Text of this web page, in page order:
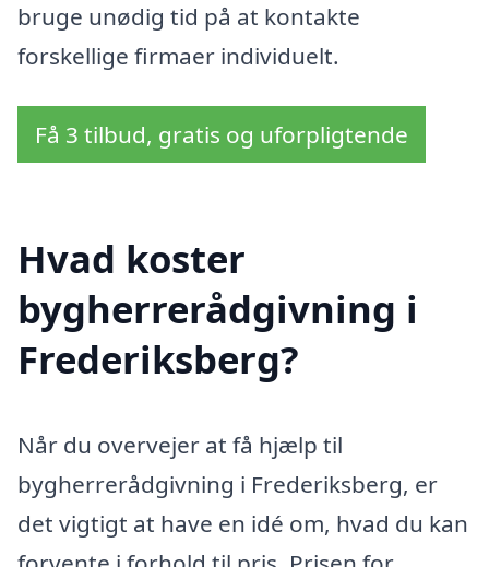
bruge unødig tid på at kontakte
forskellige firmaer individuelt.
Få 3 tilbud, gratis og uforpligtende
Hvad koster
bygherrerådgivning i
Frederiksberg?
Når du overvejer at få hjælp til
bygherrerådgivning i Frederiksberg, er
det vigtigt at have en idé om, hvad du kan